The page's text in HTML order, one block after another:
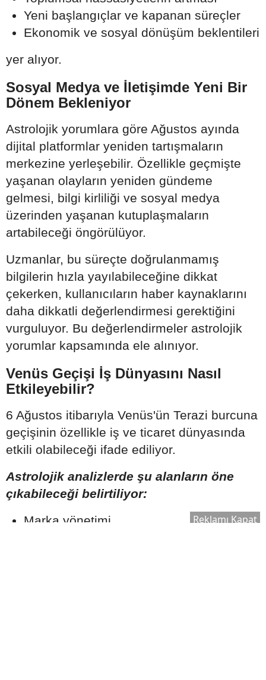
Yeni başlangıçlar ve kapanan süreçler
Ekonomik ve sosyal dönüşüm beklentileri
yer alıyor.
Sosyal Medya ve İletişimde Yeni Bir
Dönem Bekleniyor
Astrolojik yorumlara göre Ağustos ayında
dijital platformlar yeniden tartışmaların
merkezine yerleşebilir. Özellikle geçmişte
yaşanan olayların yeniden gündeme
gelmesi, bilgi kirliliği ve sosyal medya
üzerinden yaşanan kutuplaşmaların
artabileceği öngörülüyor.
Uzmanlar, bu süreçte doğrulanmamış
bilgilerin hızla yayılabileceğine dikkat
çekerken, kullanıcıların haber kaynaklarını
daha dikkatli değerlendirmesi gerektiğini
vurguluyor. Bu değerlendirmeler astrolojik
yorumlar kapsamında ele alınıyor.
Venüs Geçişi İş Dünyasını Nasıl
Etkileyebilir?
6 Ağustos itibarıyla Venüs'ün Terazi burcuna
geçişinin özellikle iş ve ticaret dünyasında
etkili olabileceği ifade ediliyor.
Astrolojik analizlerde şu alanların öne
çıkabileceği belirtiliyor:
Marka yönetimi
Reklamı Kapat